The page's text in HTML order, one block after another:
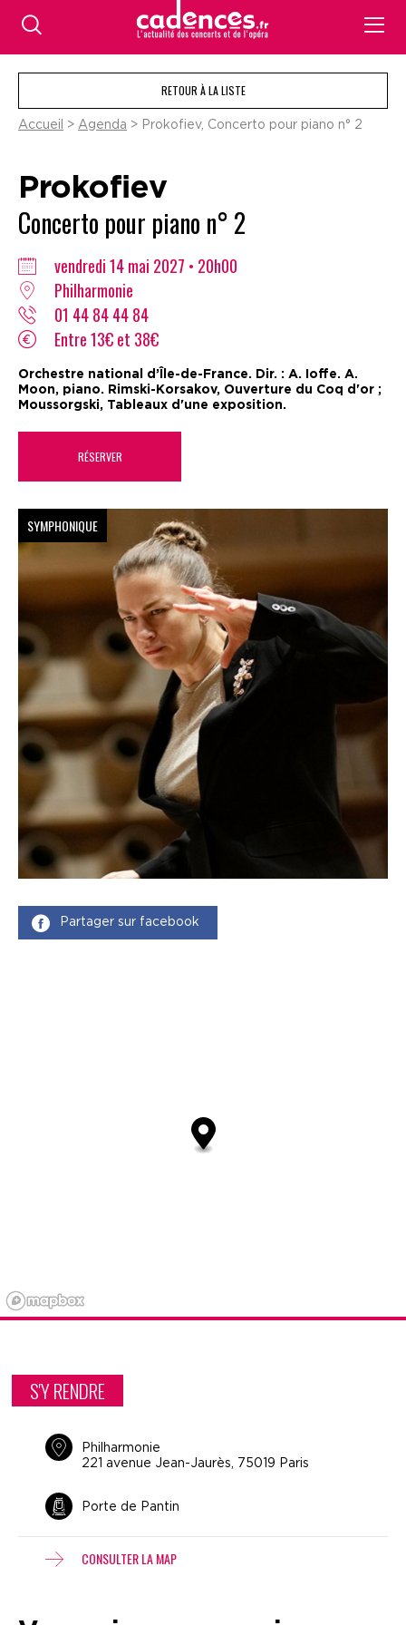
RETOUR À LA LISTE
Accueil > Agenda > Prokofiev, Concerto pour piano n° 2
Prokofiev
Concerto pour piano n° 2
vendredi 14 mai 2027 • 20h00
Philharmonie
01 44 84 44 84
Entre 13€ et 38€
Orchestre national d’Île-de-France. Dir. : A. Ioffe. A.
Moon, piano. Rimski-Korsakov, Ouverture du Coq d'or ;
Moussorgski, Tableaux d'une exposition.
RÉSERVER
SYMPHONIQUE
Partager sur facebook
S'Y RENDRE
Philharmonie
221 avenue Jean-Jaurès, 75019 Paris
Porte de Pantin
CONSULTER LA MAP